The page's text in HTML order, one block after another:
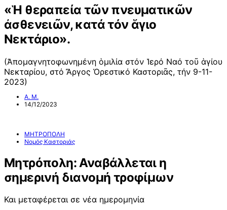
«Ἡ θεραπεία τῶν πνευματικῶν
ἀσθενειῶν, κατά τόν ἅγιο
Νεκτάριο».
(Ἀπομαγνητοφωνημένη ὁμιλία στόν Ἱερό Ναό τοῦ ἁγίου
Νεκταρίου, στό Ἄργος Ὀρεστικό Καστοριᾶς, τήν 9-11-
2023)
Α. Μ.
14/12/2023
ΜΗΤΡΟΠΟΛΗ
Νομός Καστοριάς
Μητρόπολη: Αναβάλλεται η
σημερινή διανομή τροφίμων
Και μεταφέρεται σε νέα ημερομηνία